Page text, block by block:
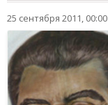
25 сентября 2011, 00:00